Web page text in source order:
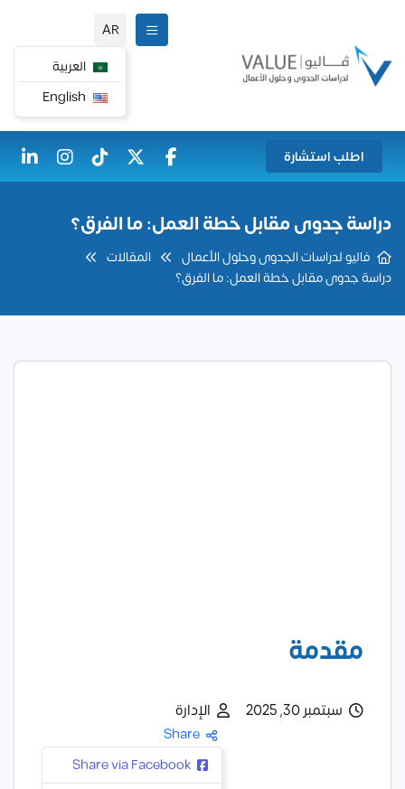
AR
العربية
اطلب استشارة
دراسة جدوى مقابل خطة العمل: ما الفرق؟
فاليو لدراسات الجدوى وحلول الأعمال
المقالات
دراسة جدوى مقابل خطة العمل: ما الفرق؟
مقدمة
سبتمبر 30, 2025 الإدارة
Share
Share via Facebook